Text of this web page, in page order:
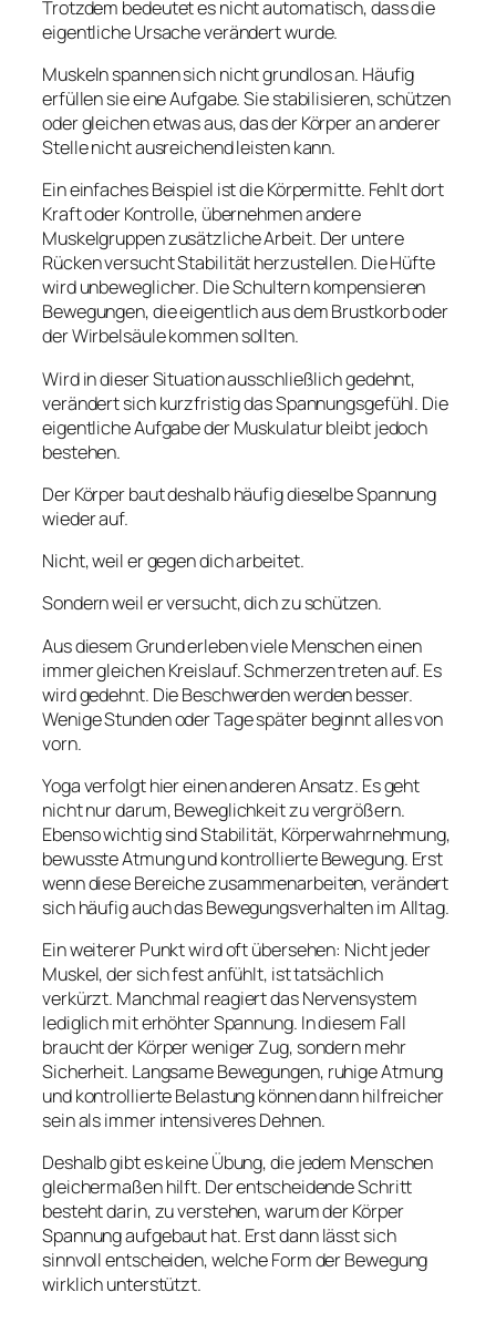
Trotzdem bedeutet es nicht automatisch, dass die
eigentliche Ursache verändert wurde.
Muskeln spannen sich nicht grundlos an. Häufig
erfüllen sie eine Aufgabe. Sie stabilisieren, schützen
oder gleichen etwas aus, das der Körper an anderer
Stelle nicht ausreichend leisten kann.
Ein einfaches Beispiel ist die Körpermitte. Fehlt dort
Kraft oder Kontrolle, übernehmen andere
Muskelgruppen zusätzliche Arbeit. Der untere
Rücken versucht Stabilität herzustellen. Die Hüfte
wird unbeweglicher. Die Schultern kompensieren
Bewegungen, die eigentlich aus dem Brustkorb oder
der Wirbelsäule kommen sollten.
Wird in dieser Situation ausschließlich gedehnt,
verändert sich kurzfristig das Spannungsgefühl. Die
eigentliche Aufgabe der Muskulatur bleibt jedoch
bestehen.
Der Körper baut deshalb häufig dieselbe Spannung
wieder auf.
Nicht, weil er gegen dich arbeitet.
Sondern weil er versucht, dich zu schützen.
Aus diesem Grund erleben viele Menschen einen
immer gleichen Kreislauf. Schmerzen treten auf. Es
wird gedehnt. Die Beschwerden werden besser.
Wenige Stunden oder Tage später beginnt alles von
vorn.
Yoga verfolgt hier einen anderen Ansatz. Es geht
nicht nur darum, Beweglichkeit zu vergrößern.
Ebenso wichtig sind Stabilität, Körperwahrnehmung,
bewusste Atmung und kontrollierte Bewegung. Erst
wenn diese Bereiche zusammenarbeiten, verändert
sich häufig auch das Bewegungsverhalten im Alltag.
Ein weiterer Punkt wird oft übersehen: Nicht jeder
Muskel, der sich fest anfühlt, ist tatsächlich
verkürzt. Manchmal reagiert das Nervensystem
lediglich mit erhöhter Spannung. In diesem Fall
braucht der Körper weniger Zug, sondern mehr
Sicherheit. Langsame Bewegungen, ruhige Atmung
und kontrollierte Belastung können dann hilfreicher
sein als immer intensiveres Dehnen.
Deshalb gibt es keine Übung, die jedem Menschen
gleichermaßen hilft. Der entscheidende Schritt
besteht darin, zu verstehen, warum der Körper
Spannung aufgebaut hat. Erst dann lässt sich
sinnvoll entscheiden, welche Form der Bewegung
wirklich unterstützt.